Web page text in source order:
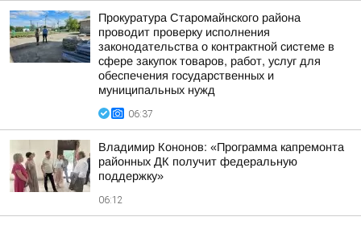
Прокуратура Старомайнского района
проводит проверку исполнения
законодательства о контрактной системе в
сфере закупок товаров, работ, услуг для
обеспечения государственных и
муниципальных нужд
06:37
Владимир Кононов: «Программа капремонта
районных ДК получит федеральную
поддержку»
06:12